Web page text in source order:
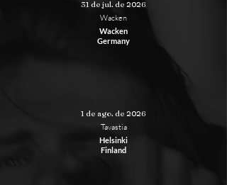
31 de jul. de 2026
Wacken
Wacken
Germany
1 de ago. de 2026
Tavastia
Helsinki
Finland